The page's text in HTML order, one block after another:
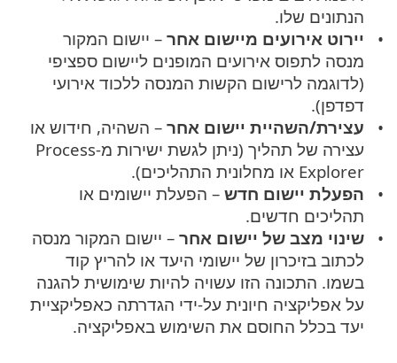
הנתונים שלו.
יירוט אירועים מיישום אחר – יישום המקור
מנסה לתפוס אירועים המופנים ליישום ספציפי
(לדוגמה לרישום הקשות המנסה ללכוד אירועי
דפדפן).
עצירת/השהיית יישום אחר – השהיה, חידוש או
עצירה של תהליך (ניתן לגשת ישירות מ-Process
Explorer או מחלונית התהליכים).
הפעלת יישום חדש – הפעלת יישומים או
תהליכים חדשים.
שינוי מצב של יישום אחר– יישום המקור מנסה
לכתוב בזיכרון של יישומי היעד או להריץ קוד
בשמו. התכונה הזו עשויה להיות שימושית להגנה
על אפליקציה חיונית על-ידי הגדרתה כאפליקציית
יעד בכלל החוסם את השימוש באפליקציה.